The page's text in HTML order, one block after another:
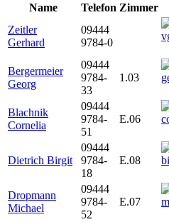
Name
Telefon Zimmer
Zeitler
Gerhard
09444
9784-0
Bergermeier
Georg
09444
9784-
33
1.03
Blachnik
Cornelia
09444
9784-
51
E.06
Dietrich Birgit
09444
9784-
18
E.08
Dropmann
Michael
09444
9784-
52
E.07